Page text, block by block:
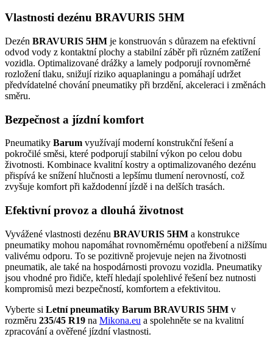
Vlastnosti dezénu BRAVURIS 5HM
Dezén BRAVURIS 5HM je konstruován s důrazem na efektivní
odvod vody z kontaktní plochy a stabilní záběr při různém zatížení
vozidla. Optimalizované drážky a lamely podporují rovnoměrné
rozložení tlaku, snižují riziko aquaplaningu a pomáhají udržet
předvídatelné chování pneumatiky při brzdění, akceleraci i změnách
směru.
Bezpečnost a jízdní komfort
Pneumatiky Barum využívají moderní konstrukční řešení a
pokročilé směsi, které podporují stabilní výkon po celou dobu
životnosti. Kombinace kvalitní kostry a optimalizovaného dezénu
přispívá ke snížení hlučnosti a lepšímu tlumení nerovností, což
zvyšuje komfort při každodenní jízdě i na delších trasách.
Efektivní provoz a dlouhá životnost
Vyvážené vlastnosti dezénu BRAVURIS 5HM a konstrukce
pneumatiky mohou napomáhat rovnoměrnému opotřebení a nižšímu
valivému odporu. To se pozitivně projevuje nejen na životnosti
pneumatik, ale také na hospodárnosti provozu vozidla. Pneumatiky
jsou vhodné pro řidiče, kteří hledají spolehlivé řešení bez nutnosti
kompromisů mezi bezpečností, komfortem a efektivitou.
Vyberte si Letní pneumatiky Barum BRAVURIS 5HM v
rozměru 235/45 R19 na Mikona.eu a spolehněte se na kvalitní
zpracování a ověřené jízdní vlastnosti.